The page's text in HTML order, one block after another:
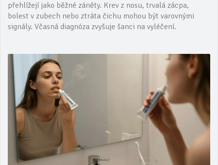
přehlížejí jako běžné záněty. Krev z nosu, trvalá zácpa,
bolest v zubech nebo ztráta čichu mohou být varovnými
signály. Včasná diagnóza zvyšuje šanci na vyléčení.